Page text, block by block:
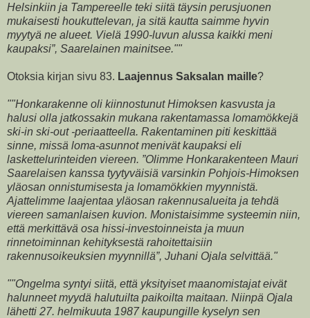
Helsinkiin ja Tampereelle teki siitä täysin perusjuonen
mukaisesti houkuttelevan, ja sitä kautta saimme hyvin
myytyä ne alueet. Vielä 1990-luvun alussa kaikki meni
kaupaksi”, Saarelainen mainitsee.""
Otoksia kirjan sivu 83. Laajennus Saksalan maille?
""Honkarakenne oli kiinnostunut Himoksen kasvusta ja
halusi olla jatkossakin mukana rakentamassa lomamökkejä
ski-in ski-out -periaatteella. Rakentaminen piti keskittää
sinne, missä loma-asunnot menivät kaupaksi eli
laskettelurinteiden viereen. ”Olimme Honkarakenteen Mauri
Saarelaisen kanssa tyytyväisiä varsinkin Pohjois-Himoksen
yläosan onnistumisesta ja lomamökkien myynnistä.
Ajattelimme laajentaa yläosan rakennusalueita ja tehdä
viereen samanlaisen kuvion. Monistaisimme systeemin niin,
että merkittävä osa hissi-investoinneista ja muun
rinnetoiminnan kehityksestä rahoitettaisiin
rakennusoikeuksien myynnillä”, Juhani Ojala selvittää."
""Ongelma syntyi siitä, että yksityiset maanomistajat eivät
halunneet myydä halutuilta paikoilta maitaan. Niinpä Ojala
lähetti 27. helmikuuta 1987 kaupungille kyselyn sen